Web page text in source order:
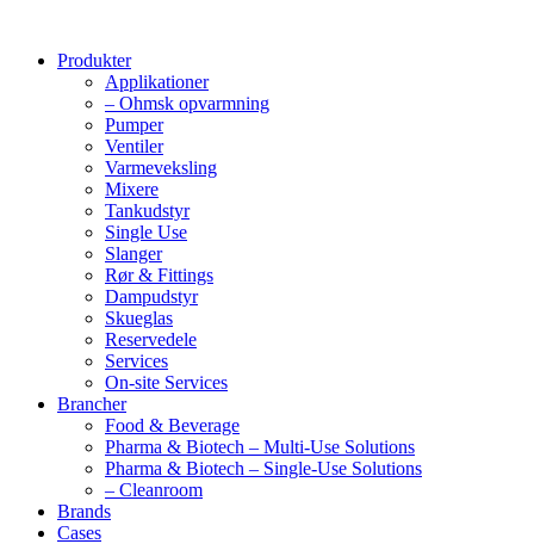
Produkter
Applikationer
– Ohmsk opvarmning
Pumper
Ventiler
Varmeveksling
Mixere
Tankudstyr
Single Use
Slanger
Rør & Fittings
Dampudstyr
Skueglas
Reservedele
Services
On-site Services
Brancher
Food & Beverage
Pharma & Biotech – Multi-Use Solutions
Pharma & Biotech – Single-Use Solutions
– Cleanroom
Brands
Cases